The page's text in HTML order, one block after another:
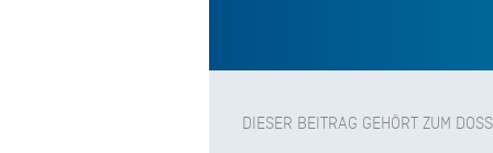
DIESER BEITRAG GEHÖRT ZUM